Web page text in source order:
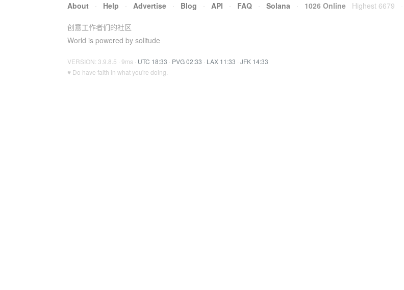
About · Help · Advertise · Blog · API · FAQ · Solana · 1026 Online Highest 6679
创意工作者们的社区
World is powered by solitude
VERSION: 3.9.8.5 · 9ms · UTC 18:33 · PVG 02:33 · LAX 11:33 · JFK 14:33
♥ Do have faith in what you're doing.